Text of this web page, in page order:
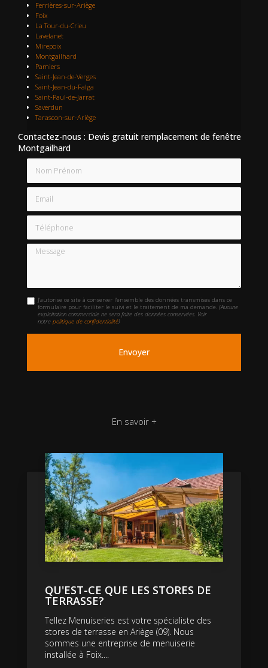
Ferrières-sur-Ariège
Foix
La Tour-du-Crieu
Lavelanet
Mirepoix
Montgailhard
Pamiers
Saint-Jean-de-Verges
Saint-Jean-du-Falga
Saint-Paul-de-Jarrat
Saverdun
Tarascon-sur-Ariège
Contactez-nous : Devis gratuit remplacement de fenêtre
Montgailhard
Email
Téléphone
Message
J'autorise ce site à conserver l'ensemble des données transmises dans ce
formulaire pour faciliter le suivi et le traitement de ma demande.(Aucune
exploitation commerciale ne sera faite des données conservées. Voir
notrepolitique de confidentialité)
En savoir +
QU'EST-CE QUE LES STORES DE
TERRASSE?
Tellez Menuiseries est votre spécialiste des
stores de terrasse en Ariège (09). Nous
sommes une entreprise de menuiserie
installée à Foix....